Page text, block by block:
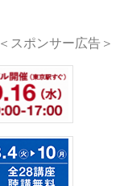
＜スポンサー広告＞